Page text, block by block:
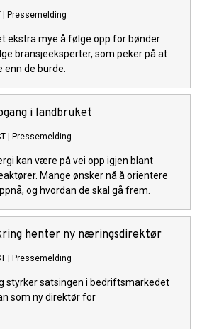
Pressemelding
ekstra mye å følge opp for bønder
bransjeeksperter, som peker på at
de burde.
i landbruket
Pressemelding
kan være på vei opp igjen blant
Mange ønsker nå å orientere
og hvordan de skal gå frem.
henter ny næringsdirektør
Pressemelding
styrker satsingen i bedriftsmarkedet
som ny direktør for